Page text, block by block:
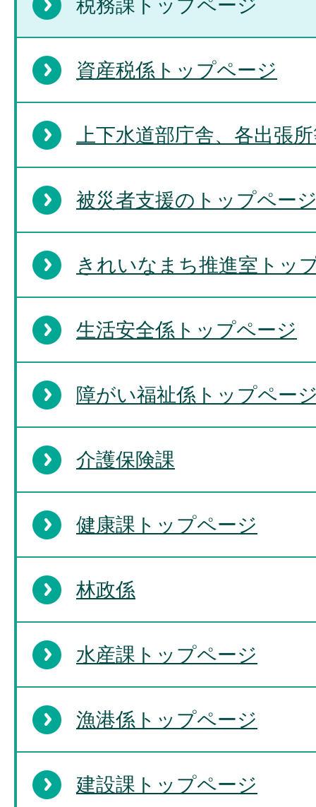
資産税係トップページ
上下水道部庁舎、各出張
被災者支援のトップペー
きれいなまち推進室トッ
生活安全係トップページ
障がい福祉係トップペー
介護保険課
健康課トップページ
林政係
水産課トップページ
漁港係トップページ
建設課トップページ